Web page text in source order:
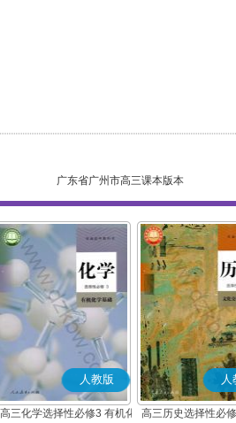
广东省广州市高三课本版本
人教版
高三化学选择性必修3 有机化
人
高三历史选择性必